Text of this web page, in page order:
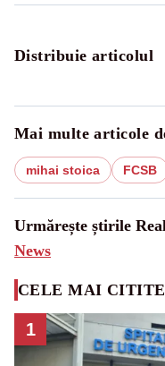
Distribuie articolul
Mai multe articole
mihai stoica FCSB
Urmărește știrile
News
CELE MAI CITITE
1